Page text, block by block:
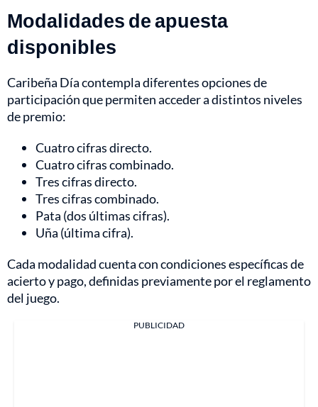
Modalidades de apuesta
disponibles
Caribeña Día contempla diferentes opciones de
participación que permiten acceder a distintos niveles
de premio:
Cuatro cifras directo.
Cuatro cifras combinado.
Tres cifras directo.
Tres cifras combinado.
Pata (dos últimas cifras).
Uña (última cifra).
Cada modalidad cuenta con condiciones específicas de
acierto y pago, definidas previamente por el reglamento
del juego.
PUBLICIDAD